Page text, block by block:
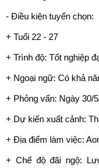
- Điều kiện tuyển chọn:
+ Tuổi 22 - 27
+ Trình độ: Tốt nghiệp
+ Ngoại ngữ: Có khả
+ Phỏng vấn: Ngày 30/
+ Dự kiến xuất cảnh:
+ Địa điểm làm việc:
+ Chế độ đãi ngộ: